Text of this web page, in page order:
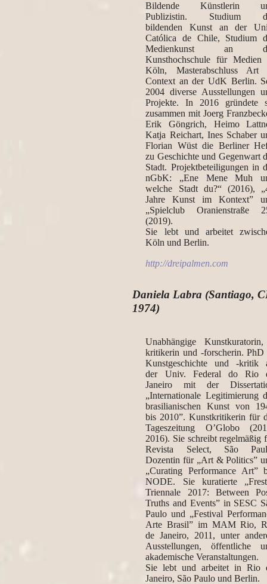
Bildende Künstlerin
Publizistin. Studium
bildenden Kunst an der
Católica de Chile, Studium
Medienkunst an
Kunsthochschule für Medien
Köln, Masterabschluss Art
Context an der UdK Berlin.
2004 diverse Ausstellungen
Projekte. In 2016 gründete
zusammen mit Joerg
Erik Göngrich, Heimo
Katja Reichart, Ines Schaber
Florian Wüst die Berliner
zu Geschichte und Gegenwart
Stadt. Projektbeteiligungen in
nGbK: „Ene Mene Muh
welche Stadt du?“ (2016),
Jahre Kunst im Kontext”
„Spielclub Oranienstraße
(2019).
Sie lebt und arbeitet
Köln und Berlin.
http://dreipalmen.com
Daniela Labra (Santiago,
1974)
Unabhängige
kritikerin und -forscherin. PhD
Kunstgeschichte und -kritik
der Univ. Federal do Rio
Janeiro mit der
„Internationale Legitimierung
brasilianischen Kunst von
bis 2010”. Kunstkritikerin für
Tageszeitung O’Globo
2016). Sie schreibt regelmäßig
Revista Select, São
Dozentin für „Art & Politics”
„Curating Performance Art”
NODE. Sie kuratierte
Triennale 2017: Between
Truths and Events” in SESC
Paulo und „Festival
Arte Brasil” im MAM Rio,
de Janeiro, 2011, unter
Ausstellungen, öffentliche
akademische Veranstaltungen.
Sie lebt und arbeitet in Rio
Janeiro, São Paulo und Berlin.